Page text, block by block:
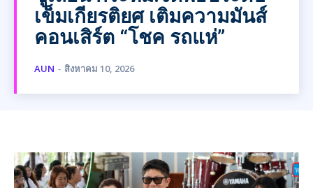
เข็มเกียรติยศ เติมความมันส์
คอนเสิร์ต “โชค รถแห่”
AUN - สิงหาคม 10, 2026